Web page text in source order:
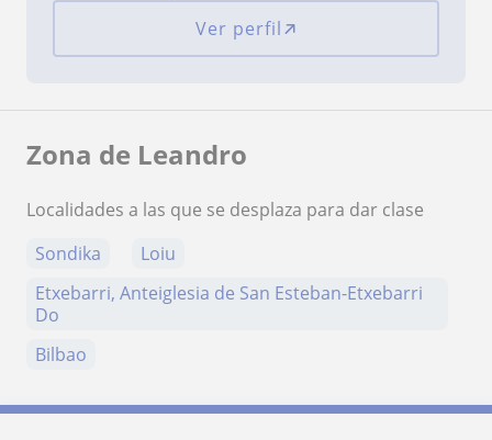
Ver perfil
Zona de Leandro
Localidades a las que se desplaza para dar clase
Sondika
Loiu
Etxebarri, Anteiglesia de San Esteban-Etxebarri
Do
Bilbao